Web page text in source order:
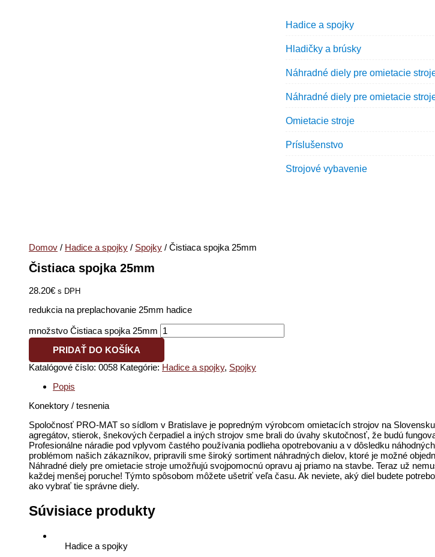
Hadice a spojky
Hladičky a brúsky
Náhradné diely pre omietacie
Náhradné diely pre omietacie
Omietacie stroje
Príslušenstvo
Strojové vybavenie
Domov / Hadice a spojky / Spojky / Čistiaca spojka 25mm
Čistiaca spojka 25mm
28.20€ s DPH
redukcia na preplachovanie 25mm hadice
množstvo Čistiaca spojka 25mm
PRIDAŤ DO KOŠÍKA
Katalógové číslo: 0058 Kategórie: Hadice a spojky, Spojky
Popis
Konektory / tesnenia
Spoločnosť PRO-MAT so sídlom v Bratislave je popredným výrobcom omietacích strojov na
agregátov, stierok, šnekových čerpadiel a iných strojov sme brali do úvahy skutočnosť, že budú
Profesionálne náradie pod vplyvom častého používania podlieha opotrebovaniu a v dôsledku
problémom našich zákazníkov, pripravili sme široký sortiment náhradných dielov, ktoré je možné
Náhradné diely pre omietacie stroje umožňujú svojpomocnú opravu aj priamo na stavbe. Teraz už
každej menšej poruche! Týmto spôsobom môžete ušetriť veľa času. Ak neviete, aký diel budete
ako vybrať tie správne diely.
Súvisiace produkty
Hadice a spojky